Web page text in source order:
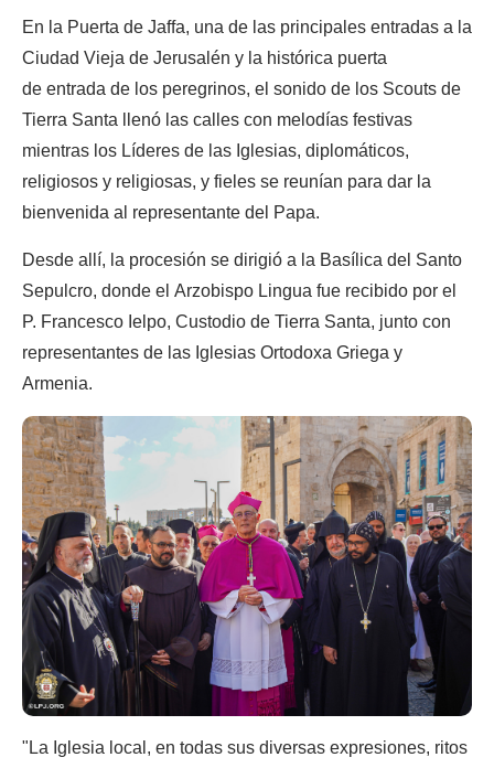
En la Puerta de Jaffa, una de las principales entradas a la
Ciudad Vieja de Jerusalén y la histórica puerta
de entrada de los peregrinos, el sonido de los Scouts de
Tierra Santa llenó las calles con melodías festivas
mientras los Líderes de las Iglesias, diplomáticos,
religiosos y religiosas, y fieles se reunían para dar la
bienvenida al representante del Papa.
Desde allí, la procesión se dirigió a la Basílica del Santo
Sepulcro, donde el Arzobispo Lingua fue recibido por el
P. Francesco Ielpo, Custodio de Tierra Santa, junto con
representantes de las Iglesias Ortodoxa Griega y
Armenia.
"La Iglesia local, en todas sus diversas expresiones, ritos